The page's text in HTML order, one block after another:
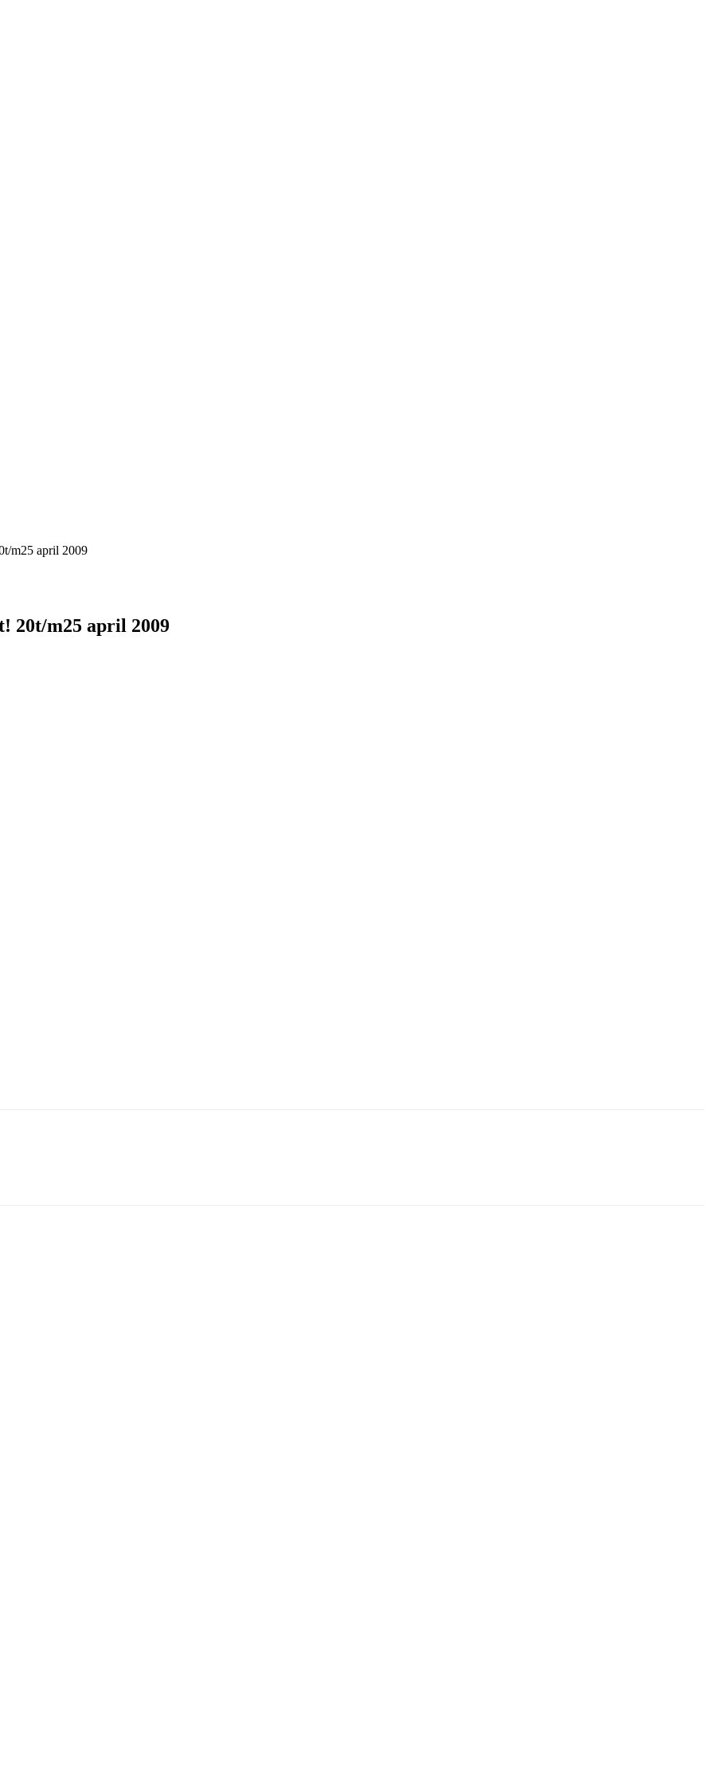
m25 april 2009
20t/m25 april 2009